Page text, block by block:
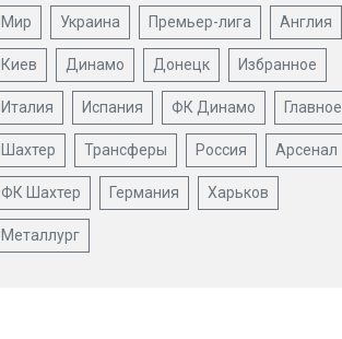
Мир Украина Премьер-лига Англия
Киев Динамо Донецк Избранное
Италия Испания ФК Динамо Главное
Шахтер Трансферы Россия Арсенал
ФК Шахтер Германия Харьков
Металлург